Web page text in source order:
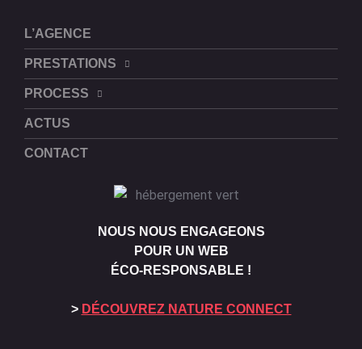
L’AGENCE
PRESTATIONS
PROCESS
ACTUS
CONTACT
NOUS NOUS ENGAGEONS
POUR UN WEB
ÉCO-RESPONSABLE !
> DÉCOUVREZ NATURE CONNECT